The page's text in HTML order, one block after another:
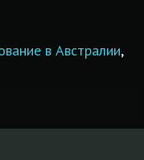
в Австралии,